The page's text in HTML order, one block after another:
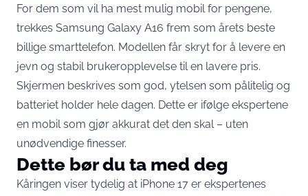
For dem som vil ha mest mulig mobil for pengene,
trekkes Samsung Galaxy A16 frem som årets beste
billige smarttelefon. Modellen får skryt for å levere en
jevn og stabil brukeropplevelse til en lavere pris.
Skjermen beskrives som god, ytelsen som pålitelig og
batteriet holder hele dagen. Dette er ifølge ekspertene
en mobil som gjør akkurat det den skal – uten
unødvendige finesser.
Dette bør du ta med deg
Kåringen viser tydelig at iPhone 17 er ekspertenes